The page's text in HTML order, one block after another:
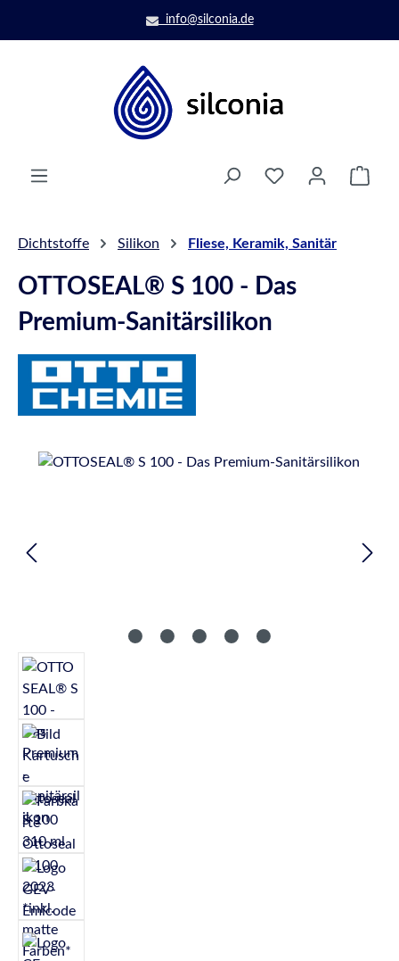
Zum Hauptinhalt springeninfo@silconia.de
Dichtstoffe Silikon Fliese, Keramik, Sanitär
OTTOSEAL® S 100 - Das
Premium-Sanitärsilikon
Bildergalerie überspringen